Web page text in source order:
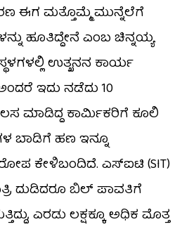
ಈಗ ಮತ್ತೊಮ್ಮೆ ಮುನ್ನೆಲೆಗೆ
ಹೂತಿದ್ದೇನೆ ಎಂಬ ಚಿನ್ನಯ್ಯ
ಉತ್ಖನನ ಕಾರ್ಯ
ಇದು ನಡೆದು 10
ಮಾಡಿದ್ದ ಕಾರ್ಮಿಕರಿಗೆ ಕೂಲಿ
ಬಾಡಿಗೆ ಹಣ ಇನ್ನೂ
ಕೇಳಿಬಂದಿದೆ. ಎಸ್‌ಐಟಿ (SIT)
ದುಡಿದರೂ ಬಿಲ್ ಪಾವತಿಗೆ
ಎರಡು ಲಕ್ಷಕ್ಕೂ ಅಧಿಕ ಮೊತ್ತ